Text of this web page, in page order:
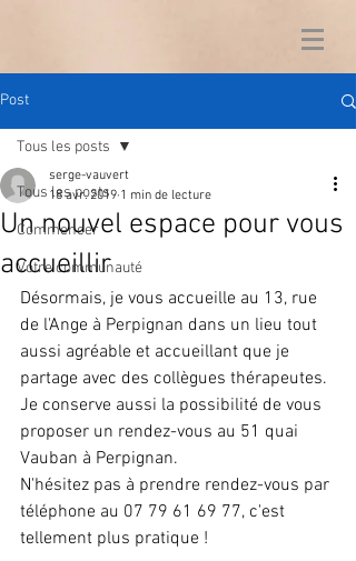
Post
Tous les posts
Commencer
Votre communauté
Tous les posts
Un nouvel espace pour vous
accueillir
serge-vauvert
18 avr. 2019 1 min de lecture
Désormais, je vous accueille au 13, rue
de l'Ange à Perpignan dans un lieu tout
aussi agréable et accueillant que je
partage avec des collègues thérapeutes.
Je conserve aussi la possibilité de vous
proposer un rendez-vous au 51 quai
Vauban à Perpignan.
N'hésitez pas à prendre rendez-vous par
téléphone au 07 79 61 69 77, c'est
tellement plus pratique !